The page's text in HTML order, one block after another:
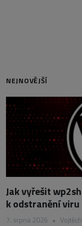
NEJNOVĚJŠÍ
Jak vyřešit
k odstranění viru
7. srpna 2026 •